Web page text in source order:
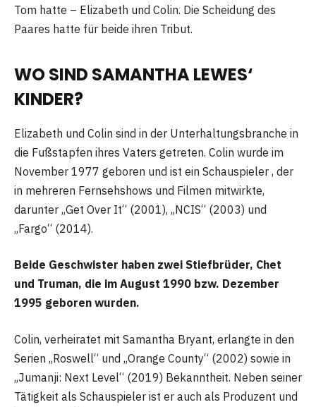
Tom hatte – Elizabeth und Colin. Die Scheidung des
Paares hatte für beide ihren Tribut.
WO SIND SAMANTHA LEWES‘
KINDER?
Elizabeth und Colin sind in der Unterhaltungsbranche in
die Fußstapfen ihres Vaters getreten. Colin wurde im
November 1977 geboren und ist ein Schauspieler , der
in mehreren Fernsehshows und Filmen mitwirkte,
darunter „Get Over It“ (2001), „NCIS“ (2003) und
„Fargo“ (2014).
Beide Geschwister haben zwei Stiefbrüder, Chet
und Truman, die im August 1990 bzw. Dezember
1995 geboren wurden.
Colin, verheiratet mit Samantha Bryant, erlangte in den
Serien „Roswell“ und „Orange County“ (2002) sowie in
„Jumanji: Next Level“ (2019) Bekanntheit. Neben seiner
Tätigkeit als Schauspieler ist er auch als Produzent und